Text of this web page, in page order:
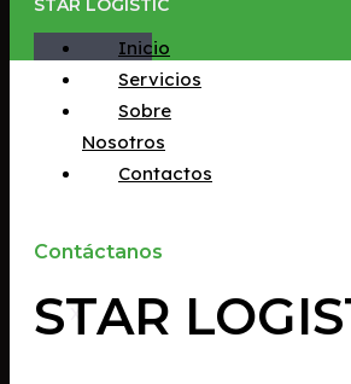
STAR LOGISTIC
Inicio
Servicios
Sobre
Nosotros
Contactos
Contáctanos
STAR